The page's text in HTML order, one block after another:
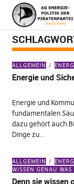
ALLGEMEIN
Energie und
Energie und
fundamentalen
dazu gehört auch
Dinge zu…
ALLGEMEIN
WISSEN GENAU WAS
Denn sie wissen